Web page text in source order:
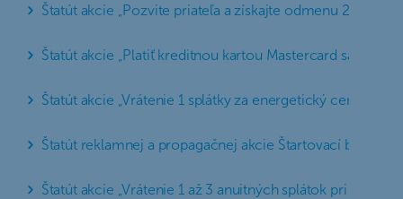
Štatút akcie „Pozvite priateľa a získajte odmenu 2“
Štatút akcie „Platiť kreditnou kartou Mastercard sa oplatí“
Štatút akcie „Vrátenie 1 splátky za energetický
Štatút reklamnej a propagačnej akcie Štartovací balíček
Štatút akcie „Vrátenie 1 až 3 anuitných splátok pri